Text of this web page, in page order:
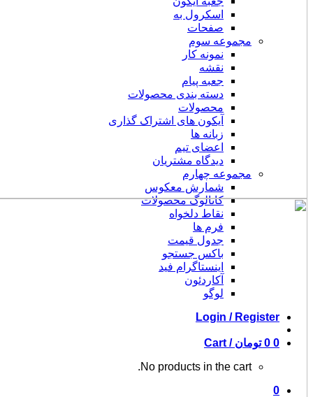
اسکرول به
مجموعه سوم
نمونه کار
جعبه پیام
دسته بندی محصولات
محصولات
آیکون های اشتراک گذاری
اعضای تیم
دیدگاه مشتریان
مجموعه چهارم
شمارش معکوس
کاتالوگ محصولات
نقاط دلخواه
جدول قیمت
باکس جستجو
اینستاگرام فید
آکاردئون
Login /
Cart /
تومان
No products in the cart.